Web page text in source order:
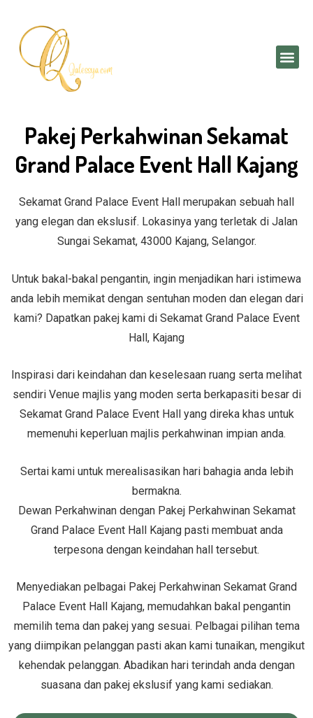
content
Pakej Perkahwinan Sekamat
Grand Palace Event Hall Kajang
Sekamat Grand Palace Event Hall merupakan sebuah hall
yang elegan dan ekslusif. Lokasinya yang terletak di Jalan
Sungai Sekamat, 43000 Kajang, Selangor.
Untuk bakal-bakal pengantin, ingin menjadikan hari istimewa
anda lebih memikat dengan sentuhan moden dan elegan dari
kami? Dapatkan pakej kami di Sekamat Grand Palace Event
Hall, Kajang
Inspirasi dari keindahan dan keselesaan ruang serta melihat
sendiri Venue majlis yang moden serta berkapasiti besar di
Sekamat Grand Palace Event Hall yang direka khas untuk
memenuhi keperluan majlis perkahwinan impian anda.
Sertai kami untuk merealisasikan hari bahagia anda lebih
bermakna.
Dewan Perkahwinan dengan Pakej Perkahwinan Sekamat
Grand Palace Event Hall Kajang pasti membuat anda
terpesona dengan keindahan hall tersebut.
Menyediakan pelbagai Pakej Perkahwinan Sekamat Grand
Palace Event Hall Kajang, memudahkan bakal pengantin
memilih tema dan pakej yang sesuai. Pelbagai pilihan tema
yang diimpikan pelanggan pasti akan kami tunaikan, mengikut
kehendak pelanggan. Abadikan hari terindah anda dengan
suasana dan pakej ekslusif yang kami sediakan.